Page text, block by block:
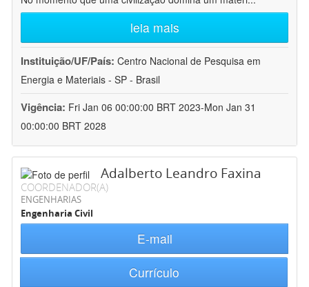
leia mais
Instituição/UF/País: Centro Nacional de Pesquisa em
Energia e Materiais - SP - Brasil
Vigência: Fri Jan 06 00:00:00 BRT 2023-Mon Jan 31
00:00:00 BRT 2028
Adalberto Leandro Faxina
COORDENADOR(A)
ENGENHARIAS
Engenharia Civil
E-mail
Currículo